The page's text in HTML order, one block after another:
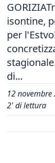
isontine,
per
di...
12 novembre
2' di lettura